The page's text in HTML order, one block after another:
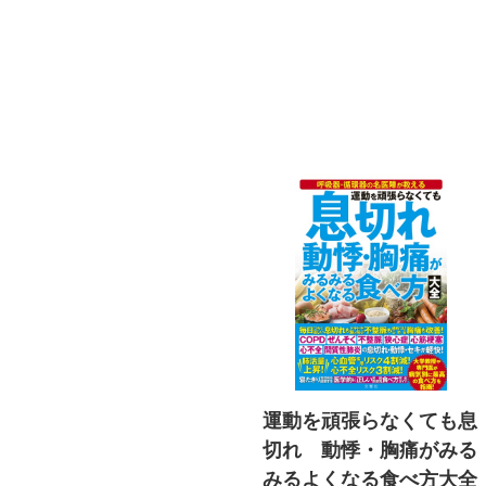
運動を頑張らなくても息
切れ 動悸・胸痛がみる
みるよくなる食べ方大全